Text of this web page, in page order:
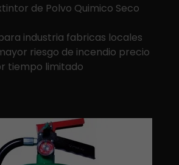
de Polvo Quimico Seco
industria fabricas locales
riesgo de incendio precio
tiempo limitado